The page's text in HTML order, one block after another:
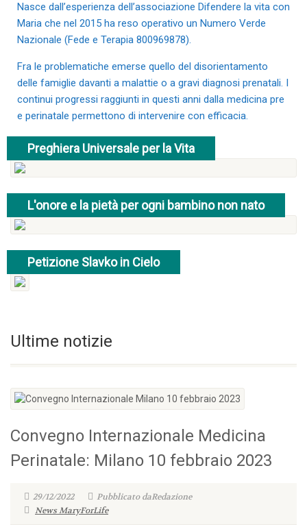
Nasce dall’esperienza dell’associazione Difendere la vita con
Maria che nel 2015 ha reso operativo un Numero Verde
Nazionale (Fede e Terapia 800969878).
Fra le problematiche emerse quello del disorientamento
delle famiglie davanti a malattie o a gravi diagnosi prenatali. I
continui progressi raggiunti in questi anni dalla medicina pre
e perinatale permettono di intervenire con efficacia.
Preghiera Universale per la Vita
Dalla Santa Casa di Loreto
L'onore e la pietà per ogni bambino non nato
Il gesto d'amore della sepoltura
Petizione Slavko in Cielo
entra nel sito
Ultime notizie
Convegno Internazionale Medicina
Perinatale: Milano 10 febbraio 2023
29/12/2022
Pubblicato daRedazione
News MaryForLife